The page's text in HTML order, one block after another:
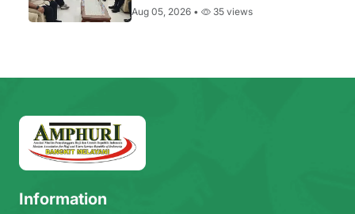
Aug 05, 2026 • 35 views
Information